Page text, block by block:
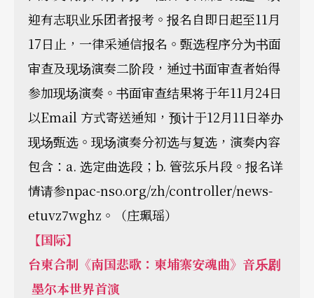
迎有志职业乐团者报考。报名自即日起至11月
17日止，一律采通信报名。甄选程序分为书面
审查及现场演奏二阶段，通过书面审查者始得
参加现场演奏。书面审查结果将于年11月24日
以Email 方式寄送通知，预计于12月11日举办
现场甄选。现场演奏分初选与复选，演奏内容
包含：a. 选定曲选段；b. 管弦乐片段。报名详
情请参npac-nso.org/zh/controller/news-
etuvz7wghz。（庄珮瑶）
【国际】
台柬合制《南国悲歌：柬埔寨安魂曲》音乐剧
墨尔本世界首演